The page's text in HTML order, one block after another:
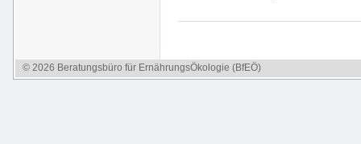
© 2026 Beratungsbüro für ErnährungsÖkologie (BfEÖ)